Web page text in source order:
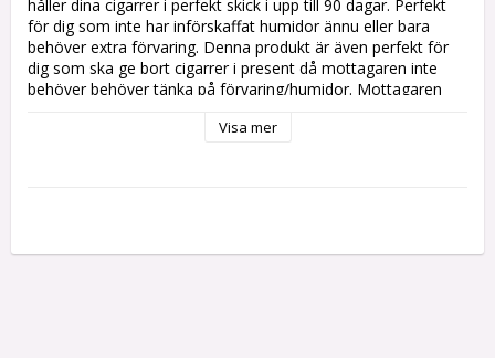
håller dina cigarrer i perfekt skick i upp till 90 dagar. Perfekt
för dig som inte har införskaffat humidor ännu eller bara
behöver extra förvaring. Denna produkt är även perfekt för
dig som ska ge bort cigarrer i present då mottagaren inte
behöver behöver tänka på förvaring/humidor. Mottagaren
dem behöver tänka på alternativa lösningar.
Mått: L 330 mm H 390 mm
Visa mer